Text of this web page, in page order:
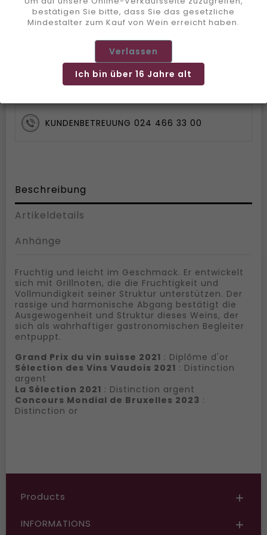
SICHERE ZAHLUNG
VERSAND INNERHALB VON 72 STUNDEN
2 GESCHÄFTE OLLON / AIGLE
KUNDENBETREUUNG 024 466 33 00
Beschreibung
Artikeldetails
Anhänge
Fruchtig und leicht im Geschmack. Er entwickelt
sich mit Grillnoten, die die Fruchtigkeit und
Vollmundigkeit seiner Struktur unterstützen. Der
rassige und harmonische Abgang bestätigt die
Ausgewogenheit und Struktur dieses Weins, der
sich als wahrhaftiger gastronomischen Begleiter
entpuppt.
Grand Prix du vin suisse 2021 : Diplôme d'or
Sélection des Vins Vaudois 2021 : Distinction
argent
La Sélection 2021 : Distinction argent
Concours Mondial de Bruxelles 2023 :
Distinction or
Products 
INFORMATIONS 
bestätigen Sie bitte, dass Sie das gesetzliche
Mindestalter zum Kauf von Wein erreicht haben.
Verlassen
Ich bin über 16 Jahre alt